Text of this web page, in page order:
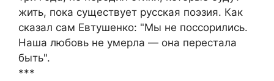
жить, пока существует русская поэзия. Как
сказал сам Евтушенко: "Мы не поссорились.
Наша любовь не умерла — она перестала
быть".
***